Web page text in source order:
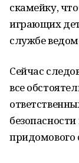
скамейку,
играющих
службе
Сейчас
все
придомового